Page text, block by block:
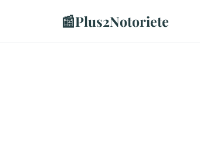
📰Plus2Notoriete